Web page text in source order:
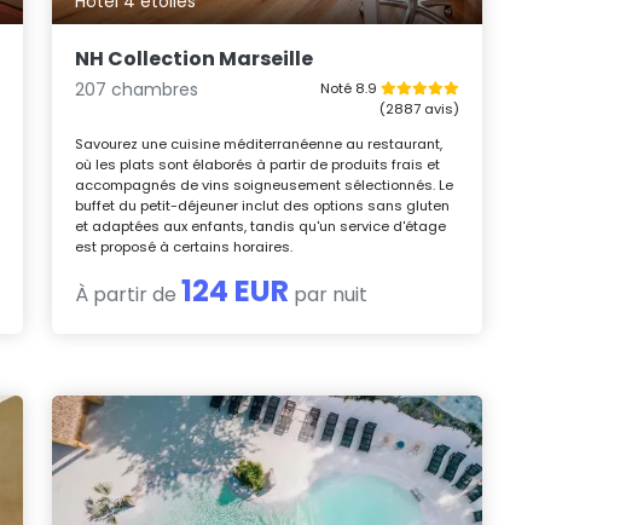
NH Collection Marseille
207 chambres
Noté 8.9
(2887 avis)
Savourez une cuisine méditerranéenne au restaurant,
où les plats sont élaborés à partir de produits frais et
accompagnés de vins soigneusement sélectionnés. Le
buffet du petit-déjeuner inclut des options sans gluten
et adaptées aux enfants, tandis qu'un service d'étage
est proposé à certains horaires.
À partir de 124 EUR par nuit